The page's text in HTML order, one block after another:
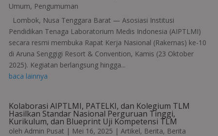
Umum, Pengumuman
Lombok, Nusa Tenggara Barat — Asosiasi Institusi
Pendidikan Tenaga Laboratorium Medis Indonesia (AIPTLMI)
secara resmi membuka Rapat Kerja Nasional (Rakernas) ke-10
di Aruna Senggigi Resort & Convention, Kamis (23 Oktober
2025). Kegiatan berlangsung hingga...
baca lainnya
Kolaborasi AIPTLMI, PATELKI, dan Kolegium TLM
Hasilkan Standar Nasional Perguruan Tinggi,
Kurikulum, dan Blueprint Uji Kompetensi TLM
oleh Admin Pusat | Mei 16, 2025 | Artikel, Berita, Berita